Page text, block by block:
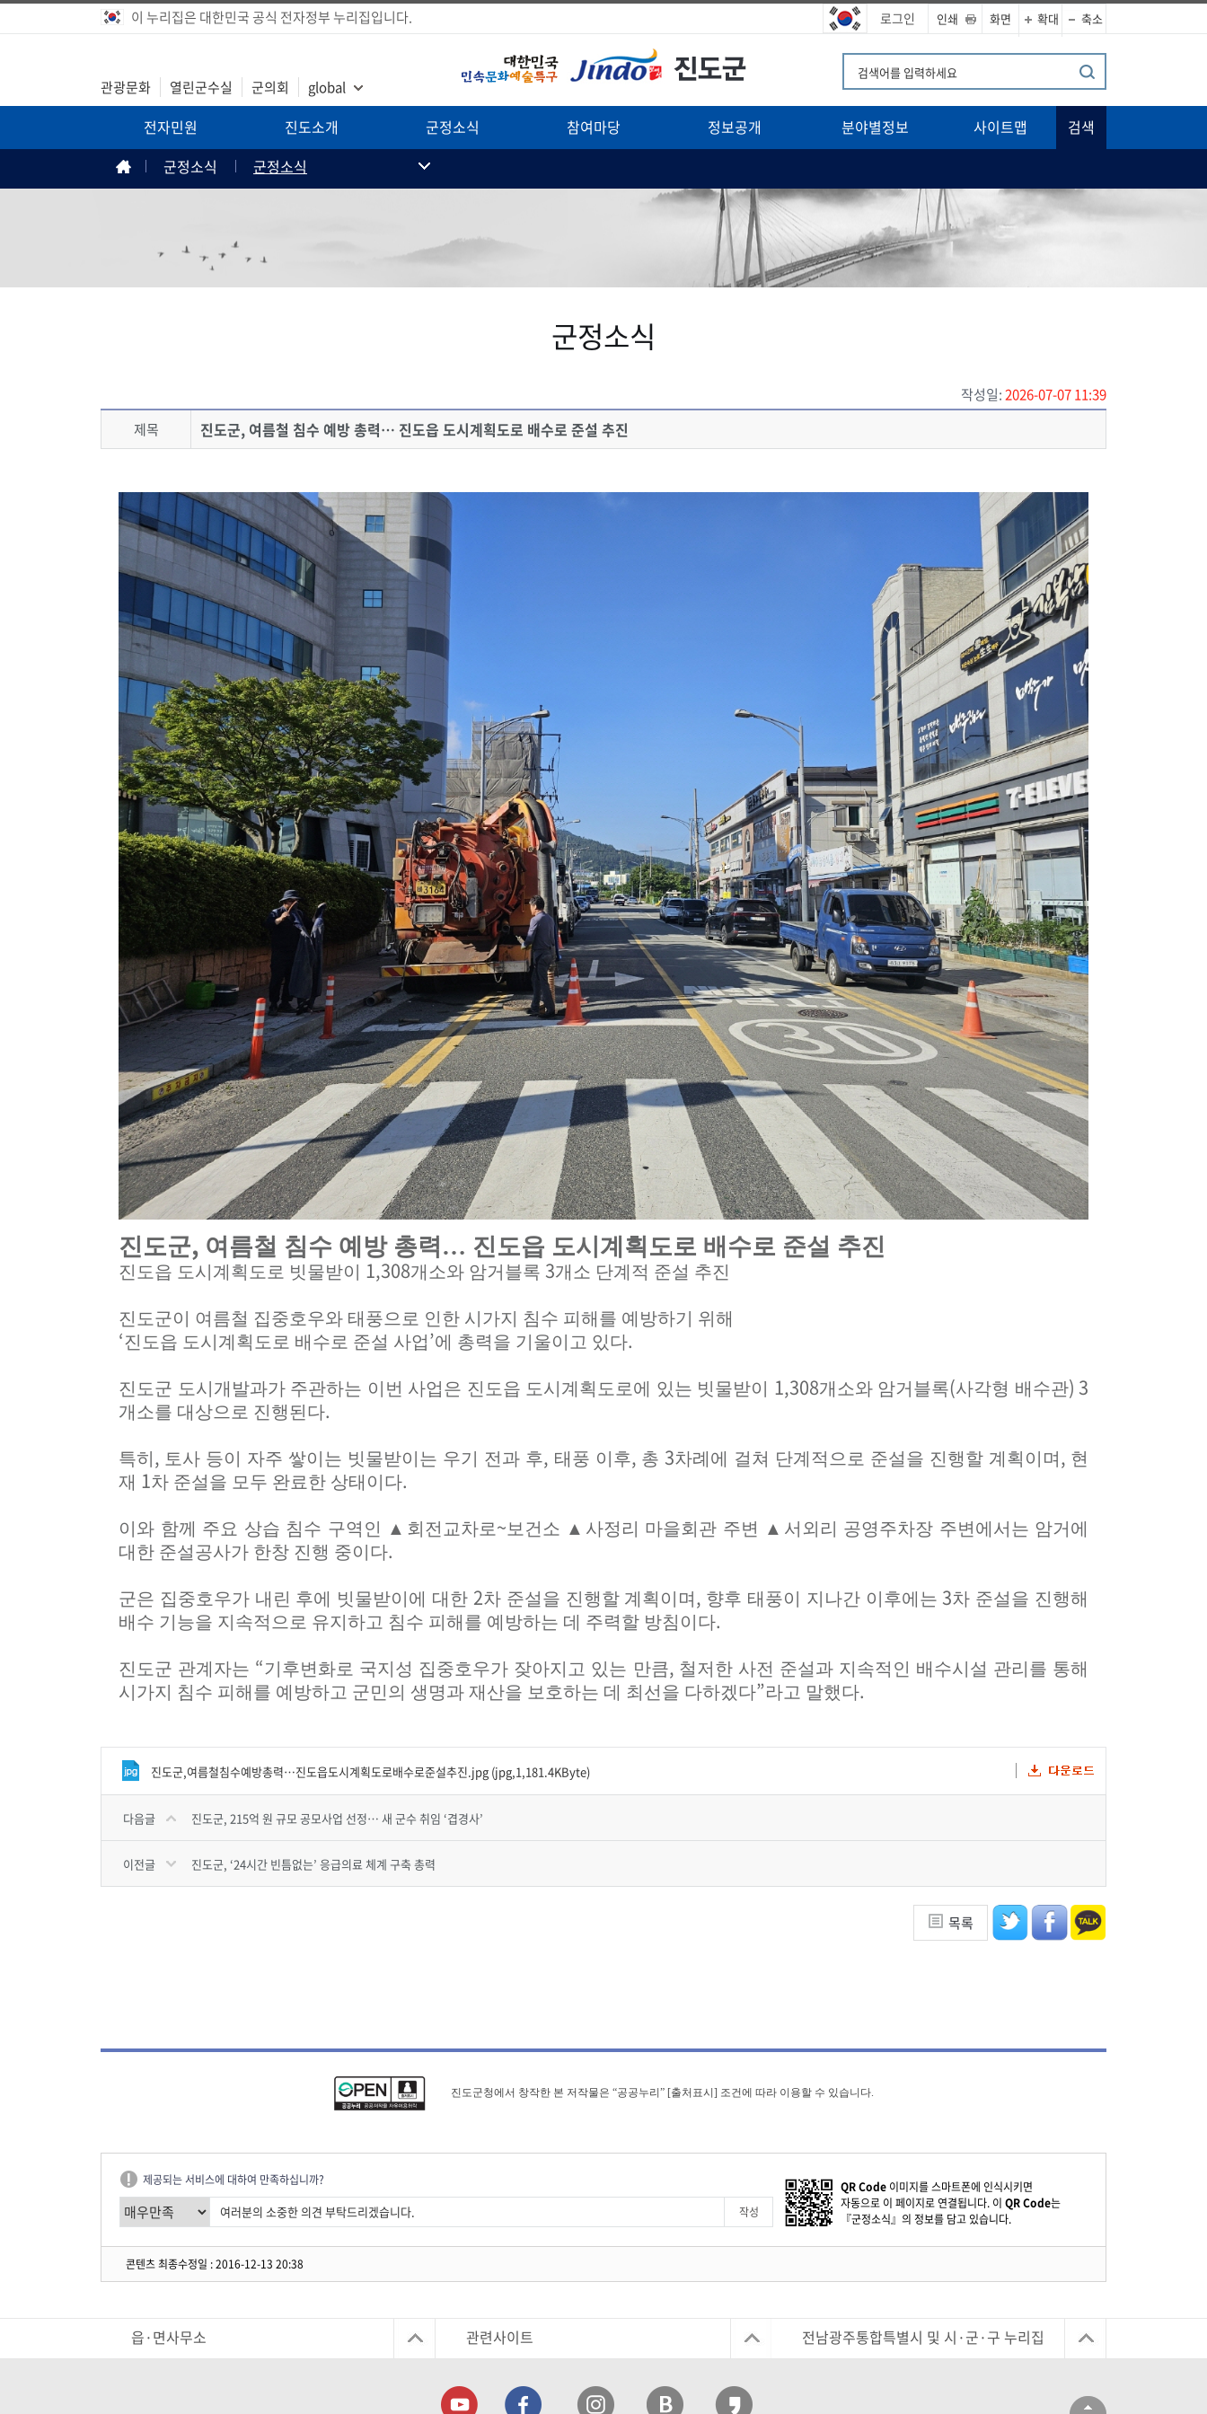
이 누리집은 대한민국 공식 전자정부 누리집입니다. 로그인 인쇄 화면 확대 축소
관광문화 열린군수실 군의회 global
전자민원 진도소개 군정소식 참여마당 정보공개 분야별정보 사이트맵
검색
군정소식
군정소식
군정소식
작성일:2026-07-07 11:39
제목
진도군, 여름철 침수 예방 총력… 진도읍 도시계획도로 배수로 준설 추진
진도군, 여름철 침수 예방 총력… 진도읍 도시계획도로 배수로 준설 추진
진도읍 도시계획도로 빗물받이 1,308개소와 암거블록 3개소 단계적 준설 추진
진도군이 여름철 집중호우와 태풍으로 인한 시가지 침수 피해를 예방하기 위해
‘진도읍 도시계획도로 배수로 준설 사업’에 총력을 기울이고 있다.
진도군 도시개발과가 주관하는 이번 사업은 진도읍 도시계획도로에 있는 빗물받이 1,308개소와 암거블록(사각형 배수관) 3
개소를 대상으로 진행된다.
특히, 토사 등이 자주 쌓이는 빗물받이는 우기 전과 후, 태풍 이후, 총 3차례에 걸쳐 단계적으로 준설을 진행할 계획이며, 현
재 1차 준설을 모두 완료한 상태이다.
이와 함께 주요 상습 침수 구역인 ▲ 회전교차로~보건소 ▲ 사정리 마을회관 주변 ▲ 서외리 공영주차장 주변에서는 암거에
대한 준설공사가 한창 진행 중이다.
군은 집중호우가 내린 후에 빗물받이에 대한 2차 준설을 진행할 계획이며, 향후 태풍이 지나간 이후에는 3차 준설을 진행해
배수 기능을 지속적으로 유지하고 침수 피해를 예방하는 데 주력할 방침이다.
진도군 관계자는 “기후변화로 국지성 집중호우가 잦아지고 있는 만큼, 철저한 사전 준설과 지속적인 배수시설 관리를 통해
시가지 침수 피해를 예방하고 군민의 생명과 재산을 보호하는 데 최선을 다하겠다”라고 말했다.
진도군,여름철침수예방총력…진도읍도시계획도로배수로준설추진.jpg (jpg,1,181.4KByte)
다음글 진도군, 215억 원 규모 공모사업 선정… 새 군수 취임 ‘겹경사’
이전글 진도군, ‘24시간 빈틈없는’ 응급의료 체계 구축 총력
목록
진도군청에서 창작한 본 저작물은 “공공누리” [출처표시] 조건에 따라 이용할 수 있습니다.
제공되는 서비스에 대하여 만족하십니까? QR Code 이미지를 스마트폰에 인식시키면
자동으로 이 페이지로 연결됩니다. 이 QR Code는
『군정소식』의 정보를 담고 있습니다.
콘텐츠 최종수정일 : 2016-12-13 20:38
읍·면사무소 관련사이트 전남광주통합특별시 및 시·군·구 누리집